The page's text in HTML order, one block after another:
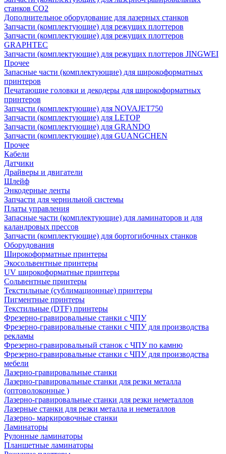
станков CO2
Дополнительное оборудование для лазерных станков
Запчасти (комплектующие) для режущих плоттеров
Запчасти (комплектующие) для режущих плоттеров
GRAPHTEC
Запчасти (комплектующие) для режущих плоттеров JINGWEI
Прочее
Запасные части (комплектующие) для широкоформатных
принтеров
Печатающие головки и декодеры для широкоформатных
принтеров
Запчасти (комплектующие) для NOVAJET750
Запчасти (комплектующие) для LETOP
Запчасти (комплектующие) для GRANDO
Запчасти (комплектующие) для GUANGCHEN
Прочее
Кабели
Датчики
Драйверы и двигатели
Шлейф
Энкодерные ленты
Запчасти для чернильной системы
Платы управления
Запасные части (комплектующие) для ламинаторов и для
каландровых прессов
Запчасти (комплектующие) для бортогибочных станков
Оборудования
Широкоформатные принтеры
Экосольвентные принтеры
UV широкоформатные принтеры
Сольвентные принтеры
Текстильные (сублимационные) принтеры
Пигментные принтеры
Текстильные (DTF) принтеры
Фрезерно-гравировальные станки с ЧПУ
Фрезерно-гравировальные станки с ЧПУ для производства
рекламы
Фрезерно-гравировальный станок с ЧПУ по камню
Фрезерно-гравировальные станки с ЧПУ для производства
мебели
Лазерно-гравировальные станки
Лазерно-гравировальные станки для резки металла
(оптоволоконные )
Лазерно-гравировальные станки для резки неметаллов
Лазерные станки для резки металла и неметаллов
Лазерно- маркировочные станки
Ламинаторы
Рулонные ламинаторы
Планшетные ламинаторы